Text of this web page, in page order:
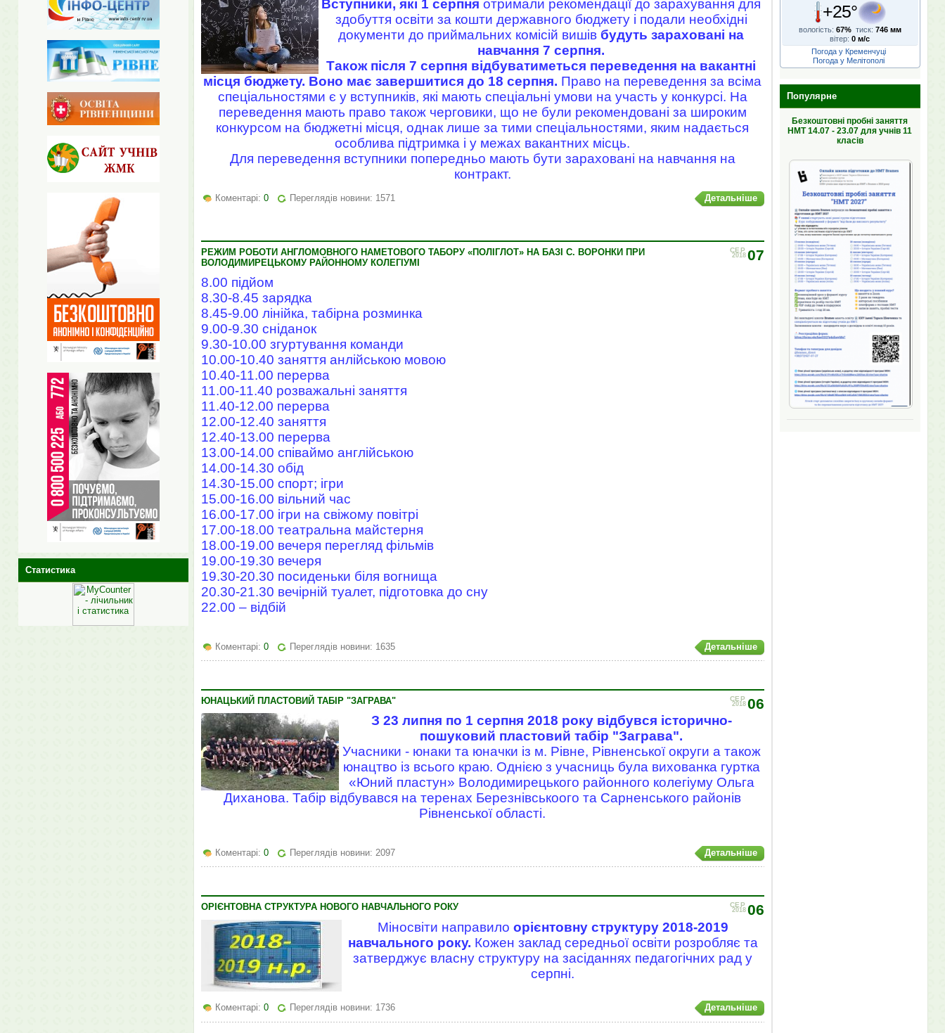
Вступники, які 1 серпня отримали рекомендації до зарахування для
здобуття освіти за кошти державного бюджету і подали необхідні
документи до приймальних комісій вишів будуть зараховані на
навчання 7 серпня.
Також після 7 серпня відбуватиметься переведення на вакантні
місця бюджету. Воно має завершитися до 18 серпня. Право на переведення за всіма
спеціальностями є у вступників, які мають спеціальні умови на участь у конкурсі. На
переведення мають право також черговики, що не були рекомендовані за широким
конкурсом на бюджетні місця, однак лише за тими спеціальностями, яким надається
особлива підтримка і у межах вакантних місць.
Для переведення вступники попередньо мають бути зараховані на навчання на
контракт.
Детальніше
Коментарі: 0 Переглядів новини: 1571
07
СЕР
2018
РЕЖИМ РОБОТИ АНГЛОМОВНОГО НАМЕТОВОГО ТАБОРУ «ПОЛІГЛОТ» НА БАЗІ С. ВОРОНКИ ПРИ
ВОЛОДИМИРЕЦЬКОМУ РАЙОННОМУ КОЛЕГІУМІ
8.00 підйом
8.30-8.45 зарядка
8.45-9.00 лінійка, табірна розминка
9.00-9.30 сніданок
9.30-10.00 згуртування команди
10.00-10.40 заняття анлійською мовою
10.40-11.00 перерва
11.00-11.40 розважальні заняття
11.40-12.00 перерва
12.00-12.40 заняття
12.40-13.00 перерва
13.00-14.00 співаймо англійською
14.00-14.30 обід
14.30-15.00 спорт; ігри
15.00-16.00 вільний час
16.00-17.00 ігри на свіжому повітрі
17.00-18.00 театральна майстерня
18.00-19.00 вечеря перегляд фільмів
19.00-19.30 вечеря
19.30-20.30 посиденьки біля вогнища
20.30-21.30 вечірній туалет, підготовка до сну
22.00 – відбій
Детальніше
Коментарі: 0 Переглядів новини: 1635
06
СЕР
2018
ЮНАЦЬКИЙ ПЛАСТОВИЙ ТАБІР "ЗАГРАВА"
З 23 липня по 1 серпня 2018 року відбувся історично-
пошуковий пластовий табір "Заграва".
Учасники - юнаки та юначки із м. Рівне, Рівненської округи а також
юнацтво із всього краю. Однією з учасниць була вихованка гуртка
«Юний пластун» Володимирецького районного колегіуму Ольга
Диханова. Табір відбувався на теренах Березнівськоого та Сарненського районів
Рівненської області.
Детальніше
Коментарі: 0 Переглядів новини: 2097
06
СЕР
2018
ОРІЄНТОВНА СТРУКТУРА НОВОГО НАВЧАЛЬНОГО РОКУ
Міносвіти направило орієнтовну структуру 2018-2019
навчального року. Кожен заклад середньої освіти розробляє та
затверджує власну структуру на засіданнях педагогічних рад у
серпні.
Детальніше
Коментарі: 0 Переглядів новини: 1736
+25°
вологість: 67% тиск: 746 мм
вітер: 0 м/с
Погода у Кременчуці
Погода у Мелітополі
Популярне
Безкоштовні пробні заняття
НМТ 14.07 - 23.07 для учнів 11
класів
Статистика